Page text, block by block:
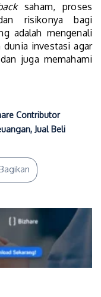
saham, proses
risikonya bagi
adalah mengenali
investasi agar
juga memahami
Contributor
, Jual Beli